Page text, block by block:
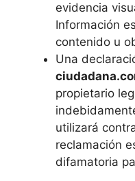
evidencia
Información
contenido u
Una
propietario
utilizará
reclamación
difamatoria